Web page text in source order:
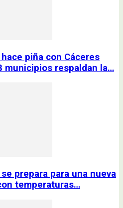
piña con Cáceres
municipios respaldan la…
prepara para una nueva
temperaturas…